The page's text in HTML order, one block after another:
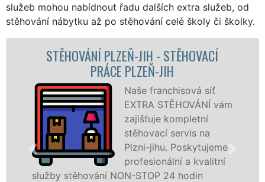
služeb mohou nabídnout řadu dalších extra služeb, od
stěhování nábytku až po stěhování celé školy či školky.
JIH - STĚHOVACÍ
Naše franchisová síť
EXTRA STĚHOVÁNÍ vám
zajišťuje kompletní
stěhovací servis na
Plzni-jihu. Poskytujeme
profesionální a kvalitní
NON-STOP 24 hodin
služby